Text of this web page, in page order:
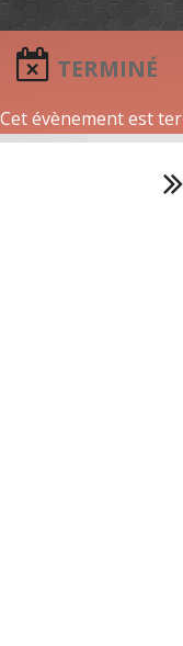
TERMINÉ
Cet évènement est